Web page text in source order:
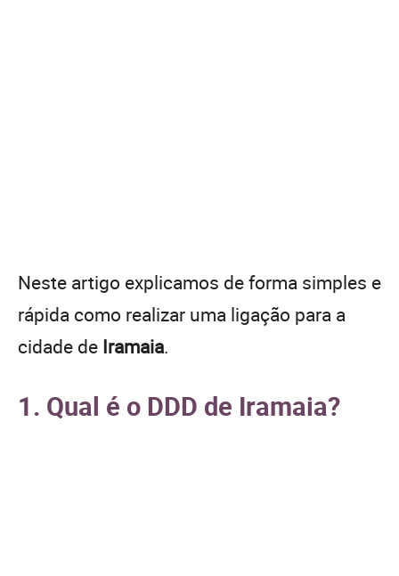
Neste artigo explicamos de forma simples e
rápida como realizar uma ligação para a
cidade de Iramaia.
1. Qual é o DDD de Iramaia?